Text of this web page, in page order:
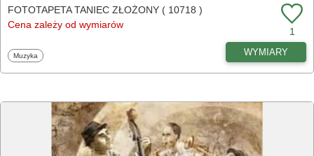
FOTOTAPETA TANIEC ZŁOŻONY ( 10718 )
Cena zależy od wymiarów
1
Fototapety
Muzyka WYMIARY